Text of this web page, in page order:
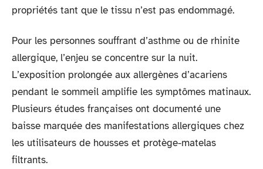
propriétés tant que le tissu n’est pas endommagé.
Pour les personnes souffrant d’asthme ou de rhinite
allergique, l’enjeu se concentre sur la nuit.
L’exposition prolongée aux allergènes d’acariens
pendant le sommeil amplifie les symptômes matinaux.
Plusieurs études françaises ont documenté une
baisse marquée des manifestations allergiques chez
les utilisateurs de housses et protège-matelas
filtrants.